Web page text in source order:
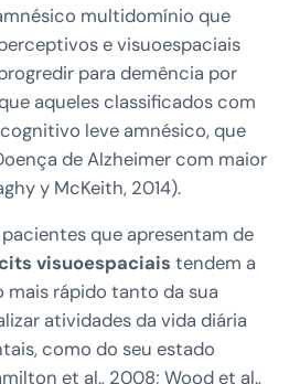
multidomínio que
e visuoespaciais
para demência por
aqueles classificados com
leve amnésico, que
de Alzheimer com maior
y McKeith, 2014).
que apresentam de
visuoespaciais tendem a
rápido tanto da sua
atividades da vida diária
como do seu estado
et al., 2008; Wood et al.,